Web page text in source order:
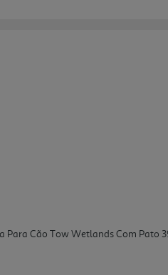
Para Cão Tow Wetlands Com Pato